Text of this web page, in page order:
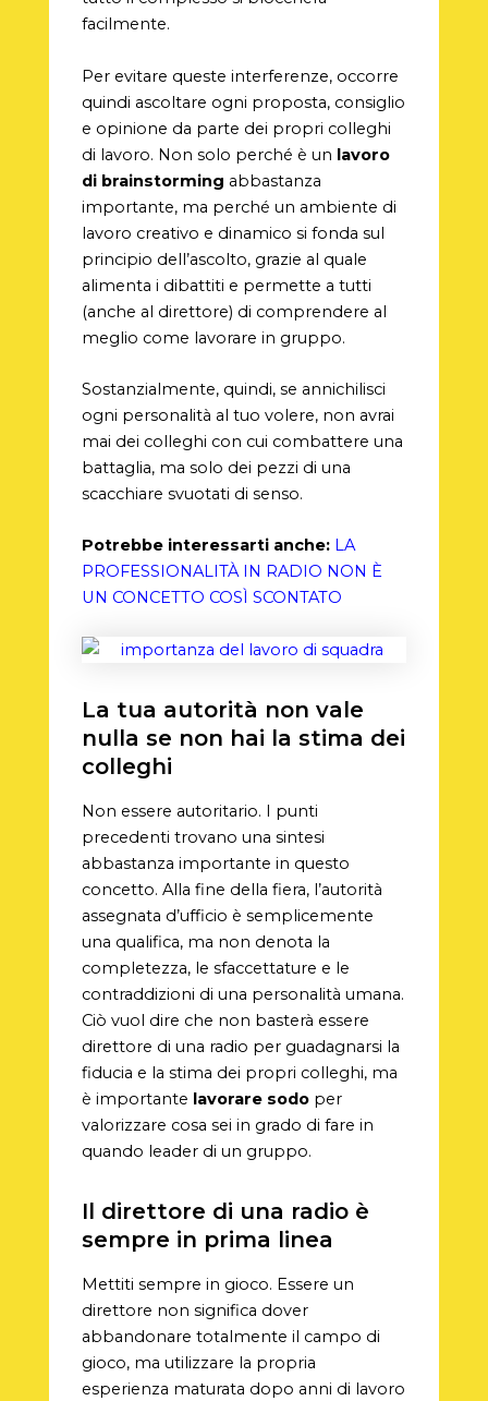
facilmente.
Per evitare queste interferenze, occorre
quindi ascoltare ogni proposta, consiglio
e opinione da parte dei propri colleghi
di lavoro. Non solo perché è un lavoro
di brainstorming abbastanza
importante, ma perché un ambiente di
lavoro creativo e dinamico si fonda sul
principio dell’ascolto, grazie al quale
alimenta i dibattiti e permette a tutti
(anche al direttore) di comprendere al
meglio come lavorare in gruppo.
Sostanzialmente, quindi, se annichilisci
ogni personalità al tuo volere, non avrai
mai dei colleghi con cui combattere una
battaglia, ma solo dei pezzi di una
scacchiare svuotati di senso.
Potrebbe interessarti anche: LA
PROFESSIONALITÀ IN RADIO NON È
UN CONCETTO COSÌ SCONTATO
La tua autorità non vale
nulla se non hai la stima dei
colleghi
Non essere autoritario. I punti
precedenti trovano una sintesi
abbastanza importante in questo
concetto. Alla fine della fiera, l’autorità
assegnata d’ufficio è semplicemente
una qualifica, ma non denota la
completezza, le sfaccettature e le
contraddizioni di una personalità umana.
Ciò vuol dire che non basterà essere
direttore di una radio per guadagnarsi la
fiducia e la stima dei propri colleghi, ma
è importante lavorare sodoper
valorizzare cosa sei in grado di fare in
quando leader di un gruppo.
Il direttore di una radio è
sempre in prima linea
Mettiti sempre in gioco. Essere un
direttore non significa dover
abbandonare totalmente il campo di
gioco, ma utilizzare la propria
esperienza maturata dopo anni di lavoro